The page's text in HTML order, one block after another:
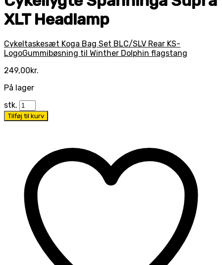
XLT Headlamp
Cykeltaskesæt Koga Bag Set BLC/SLV Rear KS-
LogoGummibøsning til Winther Dolphin flagstang
249,00kr.
På lager
stk.
Tilføj til kurv